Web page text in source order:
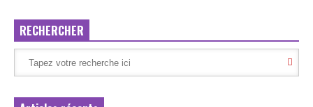
RECHERCHER